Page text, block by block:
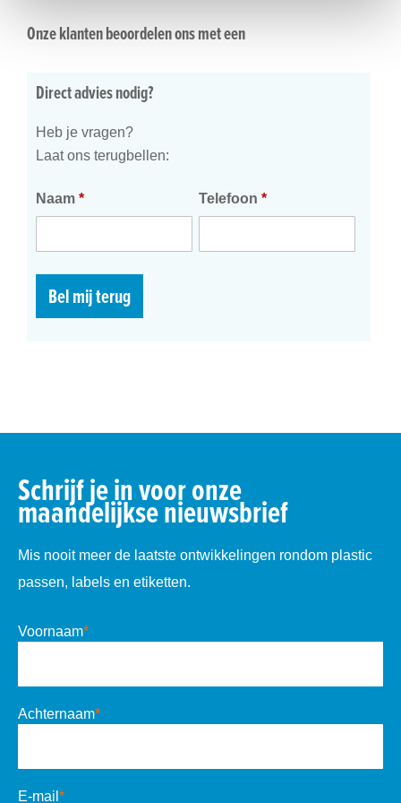
Onze klanten beoordelen ons met een
Direct advies nodig?
Heb je vragen?
Laat ons terugbellen:
Naam * Telefoon *
Bel mij terug
Schrijf je in voor onze
maandelijkse nieuwsbrief
Mis nooit meer de laatste ontwikkelingen rondom plastic
passen, labels en etiketten.
Voornaam*
Achternaam*
E-mail *